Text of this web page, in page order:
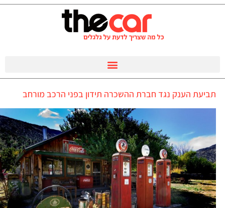
תביעת הענק נגד חברת ההשכרה תידון בפני הרכב מורחב